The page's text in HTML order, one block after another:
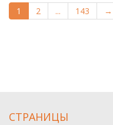
1 2 ... 143 →
СТРАНИЦЫ